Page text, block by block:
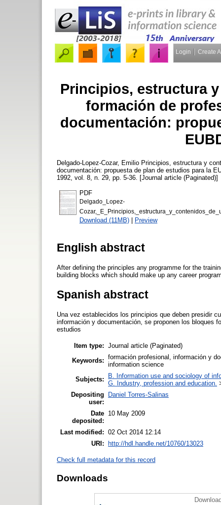
Login Create
Principios, estructura
formación de
documentación:
Delgado-Lopez-Cozar, Emilio Principios, estructura y
documentación: propuesta de plan de estudios para la
1992, vol. 8, n. 29, pp. 5-36. [Journal article (Paginated)]
PDF
Delgado_Lopez-
Download (11MB) | Preview
English abstract
After defining the principles any programme for the
building blocks which should make up any career
Spanish abstract
Una vez establecidos los principios que deben presidir
información y documentación, se proponen los bloques
estudios
Item type: Journal article (Paginated)
Keywords: formación profesional, información y
information science
Subjects:
B. Information use and sociology of
G. Industry, profession and education.
Depositing
user:
Daniel Torres-Salinas
Date
deposited:
10 May 2009
Last modified: 02 Oct 2014 12:14
URI:
http://hdl.handle.net/10760/13023
Check full metadata for this record
Downloads